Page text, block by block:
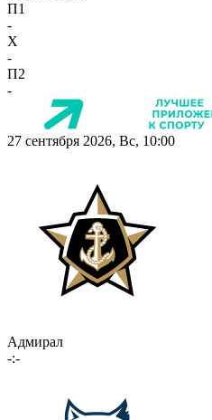
П1
-
X
-
П2
-
27 сентября 2026, Вс, 10:00
Адмирал
-:-